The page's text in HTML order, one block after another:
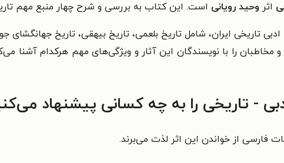
اثر وحید رویانی است. این کتاب به بررسی و شرح چهار منبع مهم
تاریخی ایران، شامل تاریخ بلعمی، تاریخ بیهقی، تاریخ جهانگشای
را با نویسندگان این آثار و ویژگی‌های مهم هرکدام آشنا
- تاریخی را به چه کسانی پیشنهاد
فارسی از خواندن این اثر لذت می‌برند.